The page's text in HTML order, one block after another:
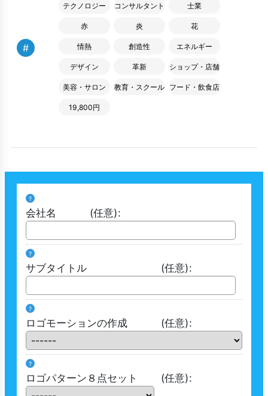
#
テクノロジー コンサルタント 士業
赤 炎 花
情熱 創造性 エネルギー
デザイン 革新 ショップ・店舗
美容・サロン 教育・スクール フード・飲食店
19,800円
?
会社名 (任意):
?
サブタイトル (任意):
?
ロゴモーションの作成 (任意):
?
ロゴパターン８点セット (任意):